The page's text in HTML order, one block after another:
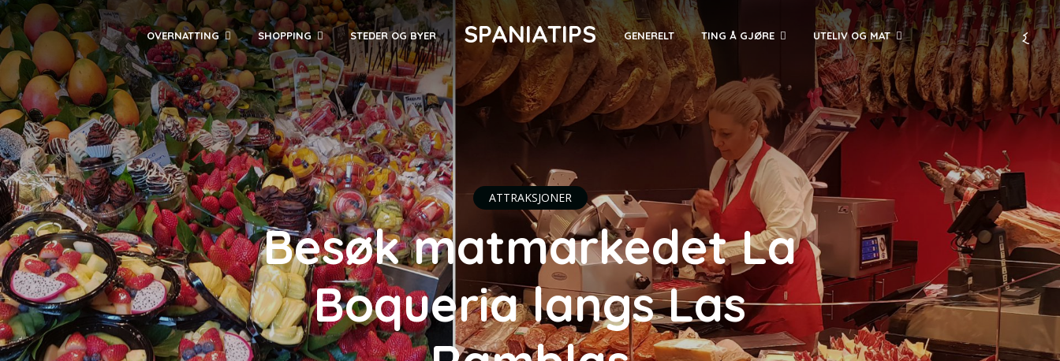
OVERNATTING SHOPPING STEDER OG BYER SPANIATIPS GENERELT TING Å GJØRE UTELIV OG MAT
ATTRAKSJONER
Besøk matmarkedet La
Boqueria langs Las